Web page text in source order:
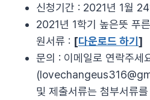
신청기간 : 2021년 1월
2021년 1학기 높은뜻 푸
원서류 : [다운로드 하기]
문의 : 이메일로 연락주세
(
및 제출서류는 첨부서류